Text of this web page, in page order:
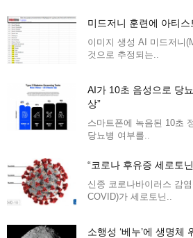
미드저니 훈련에 아티
이미지 생성 AI 미드저니
것으로 추정되는..
AI가 10초 음성으로 당
상”
스마트폰에 녹음된 10초
당뇨병 여부를..
“코로나 후유증 세로토
신종 코로나바이러스 감
COVID)가 세로토닌..
소행성 ‘베누’에 생명체